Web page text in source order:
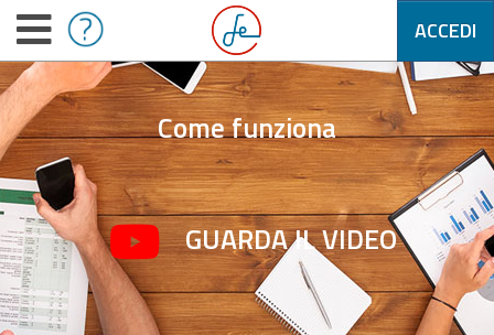
ACCEDI
Come funziona
GUARDA IL VIDEO